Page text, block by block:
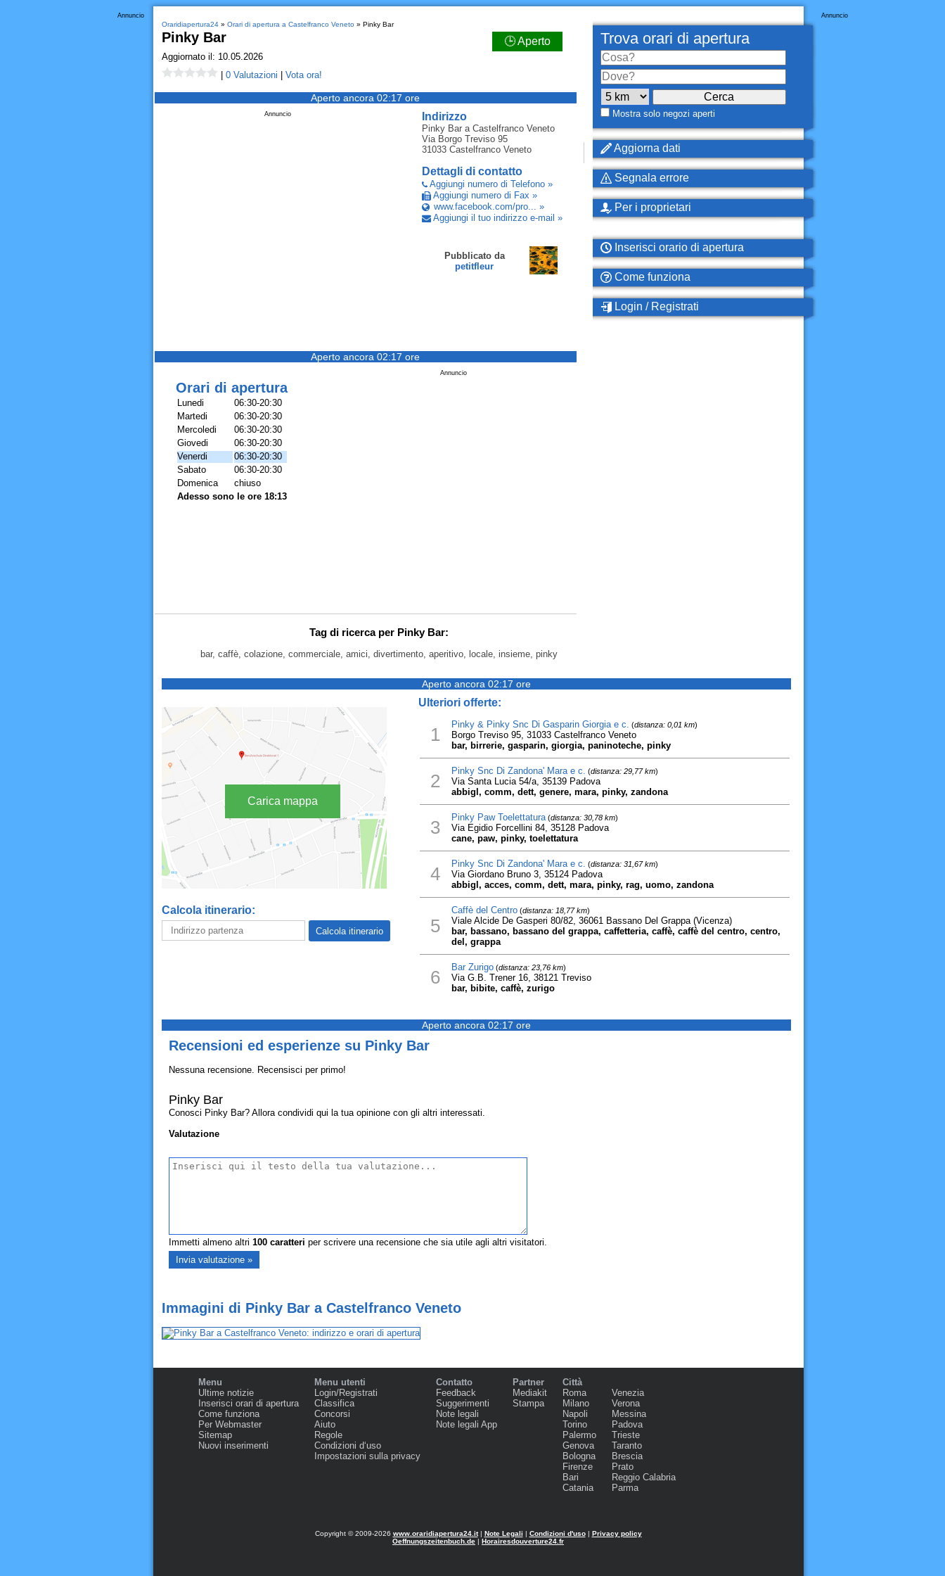
Annuncio
Oraridiapertura24» Orari di apertura a Castelfranco Veneto» Pinky Bar
Pinky Bar 🕒 Aperto
Aggiornato il: 10.05.2026
0 Valutazioni Vota ora!
Aperto ancora 02:17 ore
Indirizzo
Pinky Bara Castelfranco Veneto
Via Borgo Treviso 95
31033 Castelfranco Veneto
Dettagli di contatto
Aggiungi numero di Telefono »
Aggiungi numero di Fax »
www.facebook.com/pro... »
Aggiungi il tuo indirizzo e-mail »
Pubblicato da
petitfleur
Annuncio
Aperto ancora 02:17 ore
Annuncio
Orari di apertura
Lunedi
06:30-20:30
Martedi
06:30-20:30
Mercoledi
06:30-20:30
Giovedi
06:30-20:30
Venerdi
06:30-20:30
Sabato
06:30-20:30
Domenica
chiuso
Adesso sono le ore 18:13
Tag di ricerca per Pinky Bar:
bar, caffè, colazione, commerciale, amici, divertimento, aperitivo, locale, insieme, pinky
Annuncio
Trova orari di apertura
Mostra solo negozi aperti
Aggiorna dati
Segnala errore
Per i proprietari
Inserisci orario di apertura
Come funziona
Login / Registrati
Aperto ancora 02:17 ore
Carica mappa
Calcola itinerario:
Ulteriori offerte:
1 Pinky & Pinky Snc Di Gasparin Giorgia e c. (distanza: 0,01 km)
Borgo Treviso 95, 31033 Castelfranco Veneto
bar, birrerie, gasparin, giorgia, paninoteche, pinky
2 Pinky Snc Di Zandona' Mara e c. (distanza: 29,77 km)
Via Santa Lucia 54/a, 35139 Padova
abbigl, comm, dett, genere, mara, pinky, zandona
3 Pinky Paw Toelettatura(distanza: 30,78 km)
Via Egidio Forcellini 84, 35128 Padova
cane, paw, pinky, toelettatura
4 Pinky Snc Di Zandona' Mara e c. (distanza: 31,67 km)
Via Giordano Bruno 3, 35124 Padova
abbigl, acces, comm, dett, mara, pinky, rag, uomo, zandona
5
Caffè del Centro(distanza: 18,77 km)
Viale Alcide De Gasperi 80/82, 36061 Bassano Del Grappa (Vicenza)
bar, bassano, bassano del grappa, caffetteria, caffè, caffè del centro, centro,
del, grappa
6 Bar Zurigo(distanza: 23,76 km)
Via G.B. Trener 16, 38121 Treviso
bar, bibite, caffè, zurigo
Aperto ancora 02:17 ore
Recensioni ed esperienze su Pinky Bar
Nessuna recensione. Recensisci per primo!
Pinky Bar
Conosci Pinky Bar? Allora condividi qui la tua opinione con gli altri interessati.
Valutazione
Immetti almeno altri 100caratteri per scrivere una recensione che sia utile agli altri visitatori.
Immagini di Pinky Bar a Castelfranco Veneto
Menu
Ultime notizie
Inserisci orari di apertura
Come funziona
Per Webmaster
Sitemap
Nuovi inserimenti
Menu utenti
Login/Registrati
Classifica
Concorsi
Aiuto
Regole
Condizioni d‘uso
Impostazioni sulla privacy
Contatto
Feedback
Suggerimenti
Note legali
Note legali App
Partner
Mediakit
Stampa
Città
Roma
Milano
Napoli
Torino
Palermo
Genova
Bologna
Firenze
Bari
Catania
Venezia
Verona
Messina
Padova
Trieste
Taranto
Brescia
Prato
Reggio Calabria
Parma
Copyright © 2009-2026 www.oraridiapertura24.it| Note Legali | Condizioni d'uso| Privacy policy
Oeffnungszeitenbuch.de | Horairesdouverture24.fr